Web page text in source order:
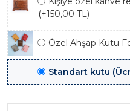
(+150,00 TL)
Özel Ahşap Kutu
Standart kutu